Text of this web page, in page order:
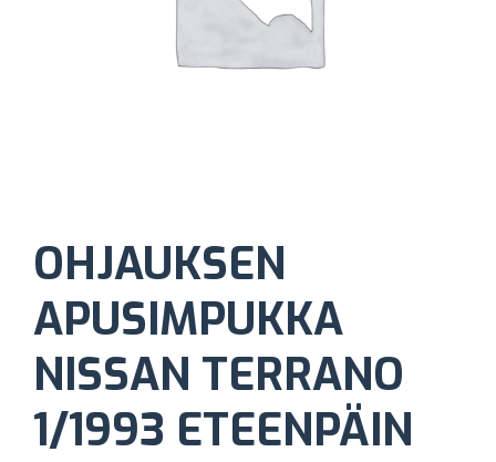
OHJAUKSEN
APUSIMPUKKA
NISSAN TERRANO
1/1993 ETEENPÄIN